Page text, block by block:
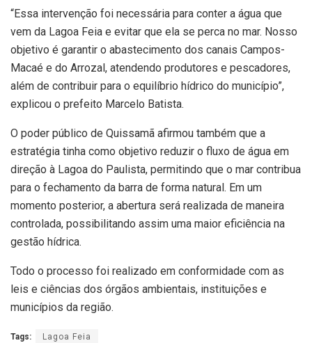
“Essa intervenção foi necessária para conter a água que
vem da Lagoa Feia e evitar que ela se perca no mar. Nosso
objetivo é garantir o abastecimento dos canais Campos-
Macaé e do Arrozal, atendendo produtores e pescadores,
além de contribuir para o equilíbrio hídrico do município”,
explicou o prefeito Marcelo Batista.
O poder público de Quissamã afirmou também que a
estratégia tinha como objetivo reduzir o fluxo de água em
direção à Lagoa do Paulista, permitindo que o mar contribua
para o fechamento da barra de forma natural. Em um
momento posterior, a abertura será realizada de maneira
controlada, possibilitando assim uma maior eficiência na
gestão hídrica.
Todo o processo foi realizado em conformidade com as
leis e ciências dos órgãos ambientais, instituições e
municípios da região.
Tags: Lagoa Feia